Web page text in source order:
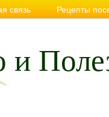
связь
Рецепты
и